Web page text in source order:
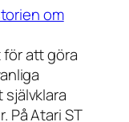
om
för att göra
På Atari ST